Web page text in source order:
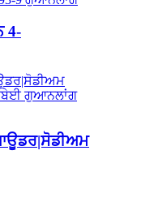
4-